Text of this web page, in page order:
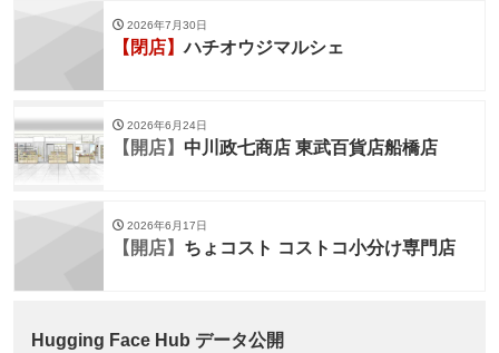
2026年7月30日
【閉店】ハチオウジマルシェ
2026年6月24日
【開店】 中川政七商店 東武百貨店船橋店
2026年6月17日
【開店】 ちょコスト コストコ小分け専門店
Hugging Face Hub データ公開